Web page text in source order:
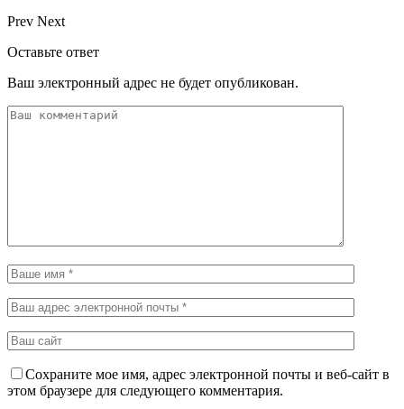
Prev Next
Оставьте ответ
Ваш электронный адрес не будет опубликован.
Сохраните мое имя, адрес электронной почты и веб-сайт в
этом браузере для следующего комментария.